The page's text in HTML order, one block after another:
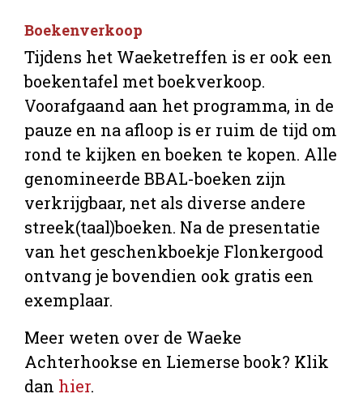
Boekenverkoop
Tijdens het Waeketreffen is er ook een
boekentafel met boekverkoop.
Voorafgaand aan het programma, in de
pauze en na afloop is er ruim de tijd om
rond te kijken en boeken te kopen. Alle
genomineerde BBAL-boeken zijn
verkrijgbaar, net als diverse andere
streek(taal)boeken. Na de presentatie
van het geschenkboekje Flonkergood
ontvang je bovendien ook gratis een
exemplaar.
Meer weten over de Waeke
Achterhookse en Liemerse book? Klik
dan hier.